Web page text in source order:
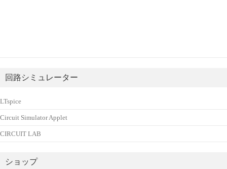
回路シミュレーター
LTspice
Circuit Simulator Applet
CIRCUIT LAB
ショップ